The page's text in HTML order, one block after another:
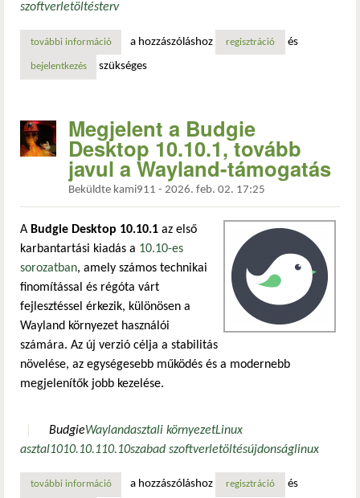
szoftverletöltésterv
további információbudgie 11 preview 1: többpaneles támogatás és ablak-
a hozzászóláshoz regisztráció és
bejelentkezés szükséges
Megjelent a Budgie
Desktop 10.10.1, tovább
javul a Wayland-támogatás
Beküldte kami911 - 2026. feb. 02. 17:25
A Budgie Desktop 10.10.1 az első
karbantartási kiadás a 10.10-es
sorozatban, amely számos technikai
finomítással és régóta várt
fejlesztéssel érkezik, különösen a
Wayland környezet használói
számára. Az új verzió célja a stabilitás
növelése, az egységesebb működés és a modernebb
megjelenítők jobb kezelése.
BudgieWaylandasztali környezetLinux
asztal1010.10.110.10szabad szoftverletöltésújdonságlinux
további információmegjelent a budgie desktop 10.10.1, tovább javul a
a hozzászóláshoz regisztráció és